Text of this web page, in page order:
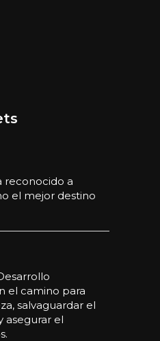
reconocido a
el mejor destino
el camino para
salvaguardar el
asegurar el